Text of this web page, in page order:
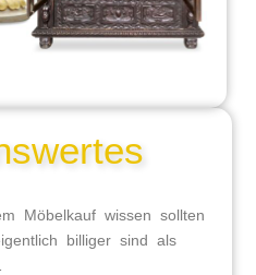
Möbelkauf wissen sollten
billiger sind als